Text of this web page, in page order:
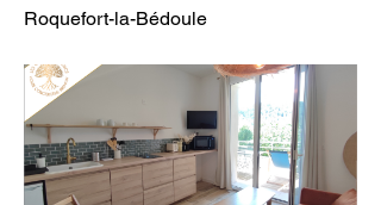
Roquefort-la-Bédoule